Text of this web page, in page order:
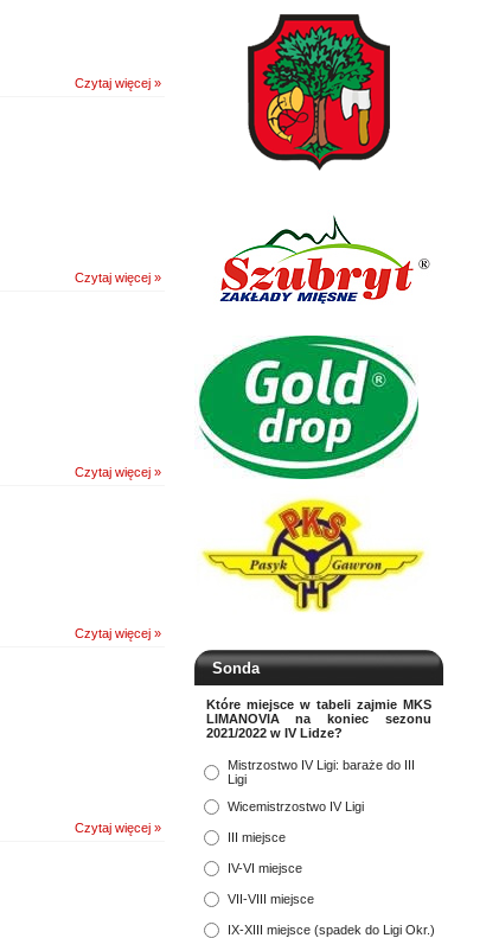
Sonda
Które miejsce w tabeli zajmie MKS
LIMANOVIA na koniec sezonu
2021/2022 w IV Lidze?
Mistrzostwo IV Ligi: baraże do III
Ligi
Wicemistrzostwo IV Ligi
III miejsce
IV-VI miejsce
VII-VIII miejsce
IX-XIII miejsce (spadek do Ligi Okr.)
Czytaj więcej »
Czytaj więcej »
Czytaj więcej »
Czytaj więcej »
Czytaj więcej »